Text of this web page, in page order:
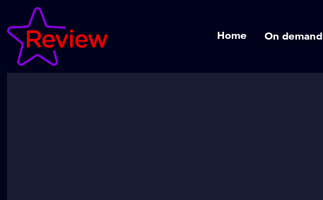
Home On demand